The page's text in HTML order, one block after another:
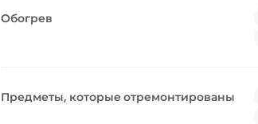
Обогрев
Предметы, которые отремонтированы